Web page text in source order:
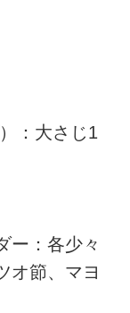
：大さじ1
ー：各少々
オ節、マヨ